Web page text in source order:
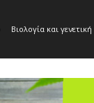
Βιολογία και γενετική